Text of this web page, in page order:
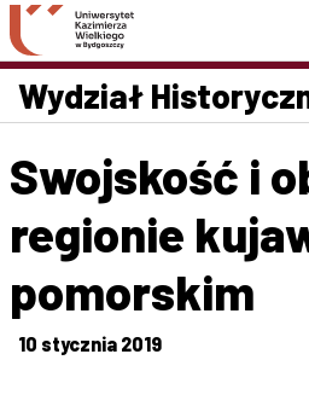
Przejdź do wyszukiwarki
Przejdź do treści
Przejdź do stopki - Kontakt
Wydział
Swojskość i
regionie
pomorskim
10 stycznia 2019